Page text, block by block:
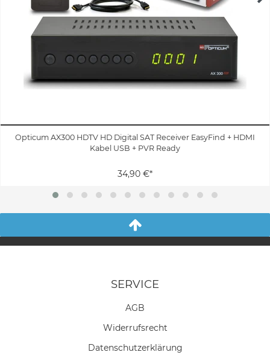
Opticum AX300 HDTV HD Digital SAT Receiver EasyFind + HDMI
Kabel USB + PVR Ready
34,90 €*
SERVICE
AGB
Widerrufs­recht
Daten­schutz­erklärung